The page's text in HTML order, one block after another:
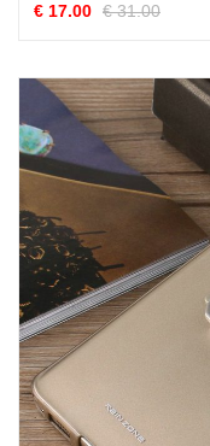
€ 17.00 € 31.00